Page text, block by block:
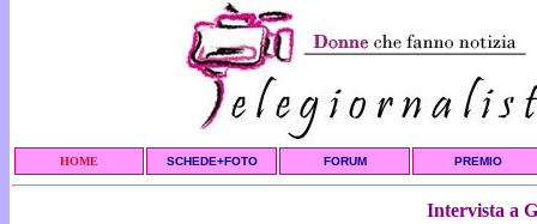
HOME SCHEDE+FOTO FORUM PREMIO
Intervista a